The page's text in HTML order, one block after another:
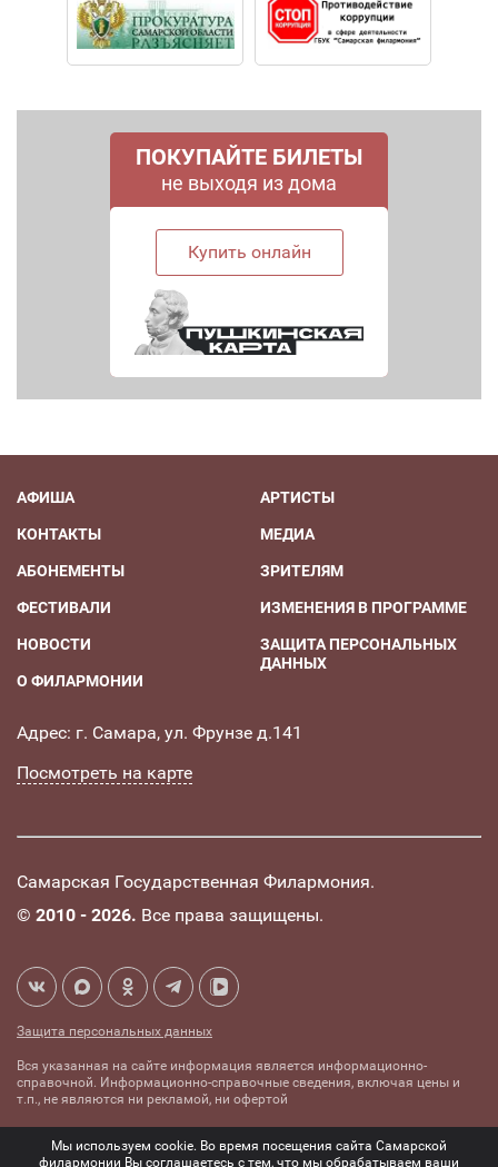
ПОКУПАЙТЕ БИЛЕТЫ
не выходя из дома
Купить онлайн
АФИША
КОНТАКТЫ
АБОНЕМЕНТЫ
ФЕСТИВАЛИ
НОВОСТИ
О ФИЛАРМОНИИ
АРТИСТЫ
МЕДИА
ЗРИТЕЛЯМ
ИЗМЕНЕНИЯ В ПРОГРАММЕ
ЗАЩИТА ПЕРСОНАЛЬНЫХ
ДАННЫХ
Адрес: г. Самара, ул. Фрунзе д.141
Посмотреть на карте
Самарская Государственная Филармония.
© 2010 - 2026. Все права защищены.
Защита персональных данных
Вся указанная на сайте информация является информационно-
справочной. Информационно-справочные сведения, включая цены и
т.п., не являются ни рекламой, ни офертой
Создание сайта -
mediaidea
Комплексное
продвижение сайтов
Мы используем cookie. Во время посещения сайта Самарской
филармонии Вы соглашаетесь с тем, что мы обрабатываем ваши